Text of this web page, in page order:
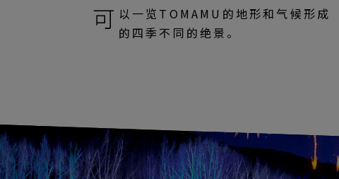
可 以一览TOMAMU的地形和气候形成
的四季不同的绝景。